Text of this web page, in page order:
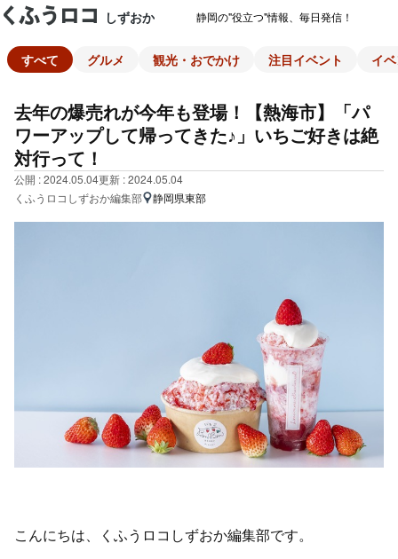
しずおか 静岡の"役立つ"情報、毎日発信！
すべて グルメ 観光・おでかけ 注目イベント イ
去年の爆売れが今年も登場！【熱海市】「パ
ワーアップして帰ってきた♪」いちご好きは絶
対行って！
公開 : 2024.05.04更新 : 2024.05.04
くふうロコしずおか編集部
静岡県東部
こんにちは、くふうロコしずおか編集部です。